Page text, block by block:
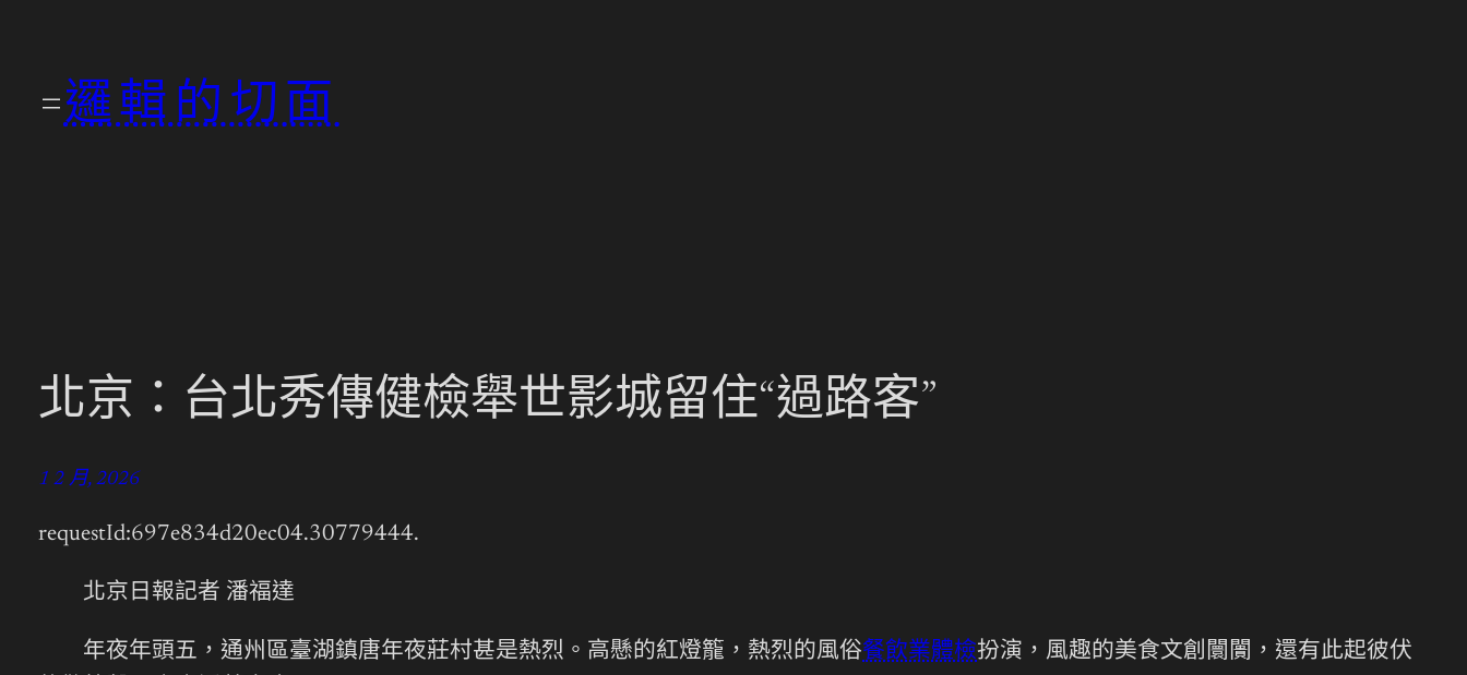
邏輯的切面
北京：台北秀傳健檢舉世影城留住“過路客”
1 2 月, 2026
requestId:697e834d20ec04.30779444.
北京日報記者 潘福達
年夜年頭五，通州區臺湖鎮唐年夜莊村甚是熱烈。高懸的紅燈籠，熱烈的風俗餐飲業體檢扮演，風趣的美食文創闤闠，還有此起彼伏